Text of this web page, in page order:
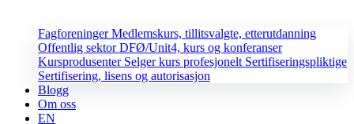
FagforeningerMedlemskurs, tillitsvalgte, etterutdanning
Offentlig sektorDFØ/Unit4, kurs og konferanser
Kursprodusenter Selger kurs profesjonelt Sertifiseringspliktige
Sertifisering, lisens og autorisasjon
Blogg
Om oss
EN